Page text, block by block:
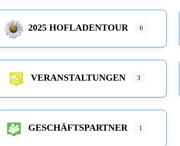
2025 HOFLADENTOUR 6
VERANSTALTUNGEN 3
GESCHÄFTSPARTNER 1